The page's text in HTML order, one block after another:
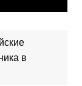
в